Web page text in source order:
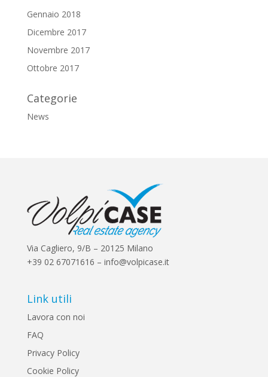
Gennaio 2018
Dicembre 2017
Novembre 2017
Ottobre 2017
Categorie
News
Via Cagliero, 9/B – 20125 Milano
+39 02 67071616 – info@volpicase.it
Link utili
Lavora con noi
FAQ
Privacy Policy
Cookie Policy